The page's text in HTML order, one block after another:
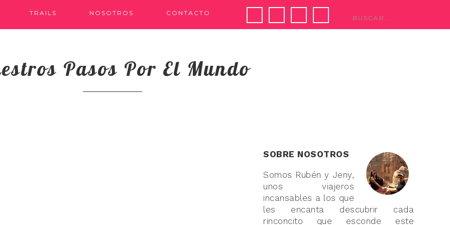
TRAILS NOSOTROS CONTACTO
Pasos Por El Mundo
SOBRE NOSOTROS
Somos Rubén y Jeny,
unos viajeros
incansables a los que
les encanta descubrir cada
rinconcito que esconde este